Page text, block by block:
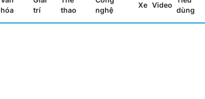
hóa
trí
thao
nghệ
Xe Video
dùng